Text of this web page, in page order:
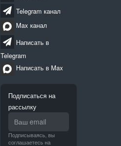
Telegram канал
Max канал
Написать в
Telegram
Написать в Max
Подписаться на
рассылку
Подписываясь, вы
соглашаетесь на